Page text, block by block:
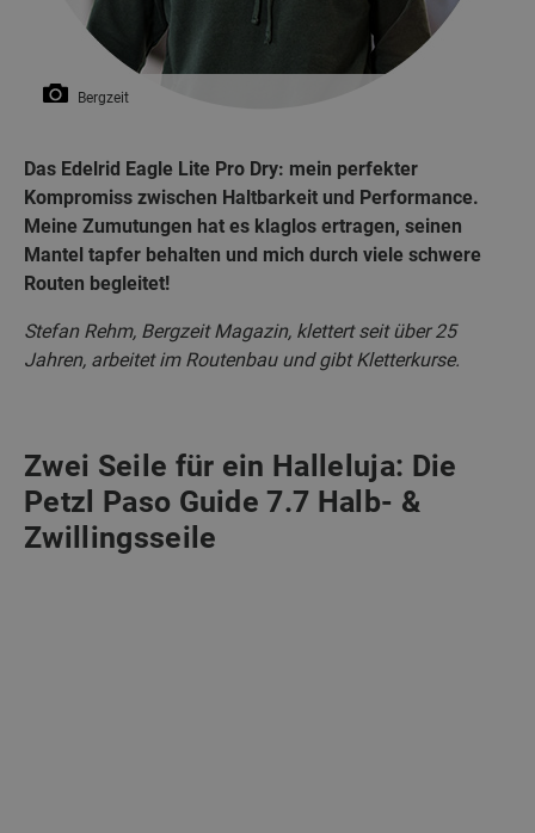
Bergzeit
Das Edelrid Eagle Lite Pro Dry: mein perfekter
Kompromiss zwischen Haltbarkeit und Performance.
Meine Zumutungen hat es klaglos ertragen, seinen
Mantel tapfer behalten und mich durch viele schwere
Routen begleitet!
Stefan Rehm, Bergzeit Magazin, klettert seit über 25
Jahren, arbeitet im Routenbau und gibt Kletterkurse.
Zwei Seile für ein Halleluja: Die
Petzl Paso Guide 7.7 Halb- &
Zwillingsseile